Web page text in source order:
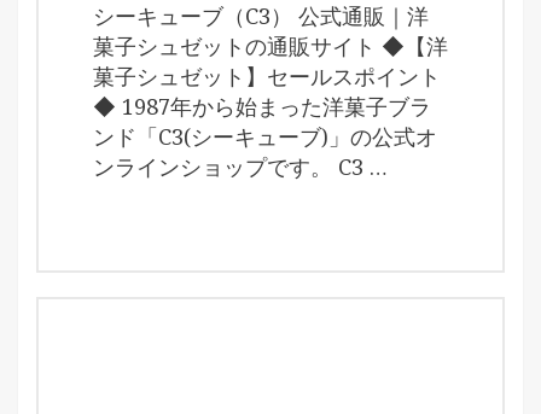
シーキューブ（C3） 公式通販｜洋
菓子シュゼットの通販サイト ◆【洋
菓子シュゼット】セールスポイント
◆ 1987年から始まった洋菓子ブラ
ンド「C3(シーキューブ)」の公式オ
ンラインショップです。 C3 …